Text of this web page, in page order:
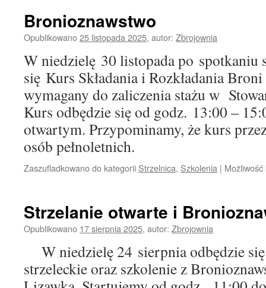
Bronioznawstwo
Opublikowano25 listopada 2025, autor: Zbrojownia
W niedzielę 30 listopada po spotkaniu
się Kurs Składania i Rozkładania
wymagany do zaliczenia stażu w
Kurs odbędzie się od godz. 13:00 –
otwartym. Przypominamy, że kurs
osób pełnoletnich.
Zaszufladkowano do kategorii Strzelnica, Szkolenia |
Strzelanie otwarte i
Opublikowano 17 sierpnia 2025, autor: Zbrojownia
W niedzielę 24 sierpnia odbędzie
strzeleckie oraz szkolenie z